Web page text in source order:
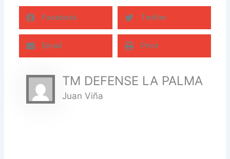
Facebook Twitter
Email Print
TM DEFENSE LA PALMA
Juan Viña